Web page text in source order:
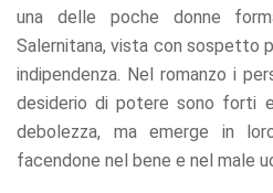
una delle poche donne
Salernitana, vista con sospetto
indipendenza. Nel romanzo i
desiderio di potere sono forti
debolezza, ma emerge in
facendone nel bene e nel male
functionality
will
disappear
from the
website.